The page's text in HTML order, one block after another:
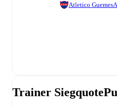
Atletico Guemes
Trainer Siegquote